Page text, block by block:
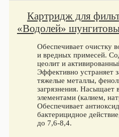
Картридж для
«Водолей»
Обеспечивает очистку
и вредных примесей.
цеолит и
Эффективно устраняет
тяжелые металлы,
загрязнения. Насыщает
элементами (калием,
Обеспечивает
бактерицидное
до 7,6-8,4.